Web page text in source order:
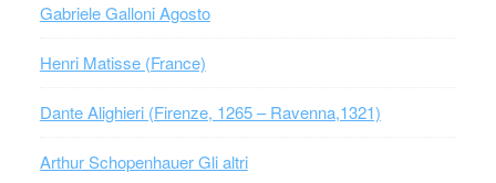
Gabriele Galloni Agosto
Henri Matisse (France)
Dante Alighieri (Firenze, 1265 – Ravenna,1321)
Arthur Schopenhauer Gli altri